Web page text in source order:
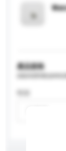
產品規格